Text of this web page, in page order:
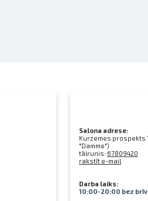
Salona adrese:
Kurzemes prospekts
"Damme")
tālrunis: 67809420
rakstīt e-mail
Darba laiks:
10:00-20:00 bez